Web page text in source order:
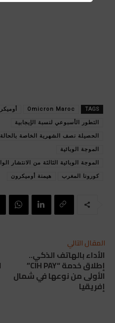
TAGS
Omicron Maroc
التطور الأسبوعي لنسبة الإيجابية
الحصيلة نصف الشهرية الخاصة بالحالة
الموجة الوبائية
الموجة الوبائية الثالثة من الانتشار
كورونا المغرب هيمنة أوميكرون
المقال التالي
الأداء بالهاتف الذكي..
إطلاق خدمة “CIH PAY”
الأولى من نوعها في شمال
إفريقيا